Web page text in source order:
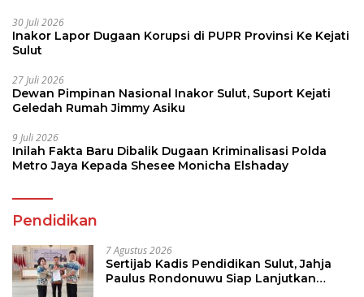
30 Juli 2026
Inakor Lapor Dugaan Korupsi di PUPR Provinsi Ke Kejati
Sulut
27 Juli 2026
Dewan Pimpinan Nasional Inakor Sulut, Suport Kejati
Geledah Rumah Jimmy Asiku
9 Juli 2026
Inilah Fakta Baru Dibalik Dugaan Kriminalisasi Polda
Metro Jaya Kepada Shesee Monicha Elshaday
Pendidikan
7 Agustus 2026
Sertijab Kadis Pendidikan Sulut, Jahja
Paulus Rondonuwu Siap Lanjutkan